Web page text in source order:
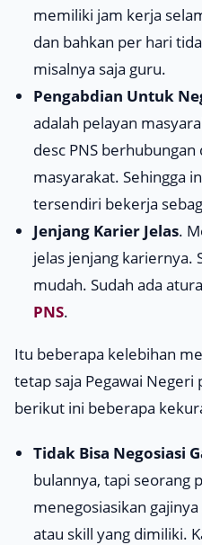
memiliki jam kerja
dan bahkan per hari
misalnya saja guru.
Pengabdian Untuk
adalah pelayan
desc PNS
masyarakat. Sehingga
tersendiri bekerja
Jenjang Karier Jelas.
jelas jenjang kariernya.
mudah. Sudah ada
PNS.
Itu beberapa kelebihan
tetap saja Pegawai Negeri
berikut ini beberapa
Tidak Bisa Negosiasi
bulannya, tapi seorang
menegosiasikan
atau skillyang dimiliki.